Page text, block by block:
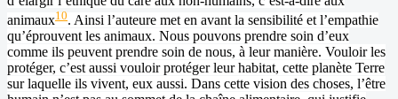
animaux10. Ainsi l’auteure met en avant la sensibilité et l’empathie
qu’éprouvent les animaux. Nous pouvons prendre soin d’eux
comme ils peuvent prendre soin de nous, à leur manière. Vouloir les
protéger, c’est aussi vouloir protéger leur habitat, cette planète Terre
sur laquelle ils vivent, eux aussi. Dans cette vision des choses, l’être